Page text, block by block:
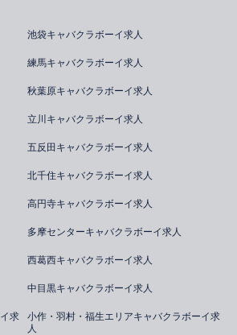
池袋キャバクラボーイ求人
練馬キャバクラボーイ求人
秋葉原キャバクラボーイ求人
立川キャバクラボーイ求人
五反田キャバクラボーイ求人
北千住キャバクラボーイ求人
高円寺キャバクラボーイ求人
多摩センターキャバクラボーイ求人
西葛西キャバクラボーイ求人
中目黒キャバクラボーイ求人
求
小作・羽村・福生エリアキャバクラボーイ求
人